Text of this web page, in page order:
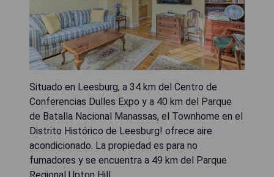
Situado en Leesburg, a 34 km del Centro de
Conferencias Dulles Expo y a 40 km del Parque
de Batalla Nacional Manassas, el Townhome en el
Distrito Histórico de Leesburg! ofrece aire
acondicionado. La propiedad es para no
fumadores y se encuentra a 49 km del Parque